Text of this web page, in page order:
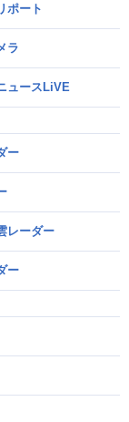
ポート
ラ
ュースLiVE
ー
レーダー
ー